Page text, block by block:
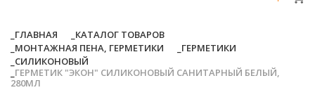
ГЛАВНАЯ
КАТАЛОГ ТОВАРОВ
МОНТАЖНАЯ ПЕНА, ГЕРМЕТИКИ
ГЕРМЕТИКИ
СИЛИКОНОВЫЙ
ГЕРМЕТИК "ЭКОН" СИЛИКОНОВЫЙ САНИТАРНЫЙ БЕЛЫЙ,
280МЛ